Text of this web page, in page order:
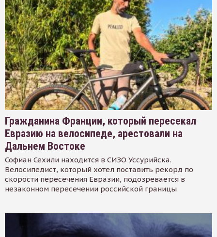
Гражданина Франции, который пересекал
Евразию на велосипеде, арестовали на
Дальнем Востоке
Софиан Сехили находится в СИЗО Уссурийска.
Велосипедист, который хотел поставить рекорд по
скорости пересечения Евразии, подозревается в
незаконном пересечении российской границы